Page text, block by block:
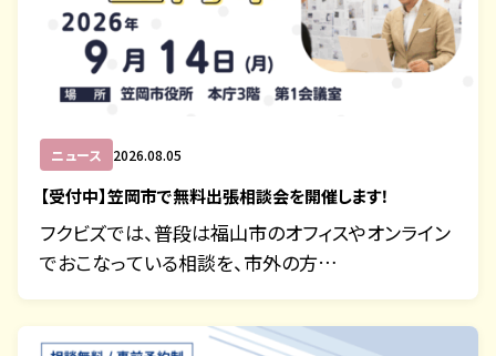
ニュース 2026.08.05
【受付中】笠岡市で無料出張相談会を開催します！
フクビズでは、普段は福山市のオフィスやオンライン
でおこなっている相談を、市外の方…